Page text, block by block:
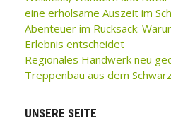
eine erholsame Auszeit im
Abenteuer im Rucksack:
Erlebnis entscheidet
Regionales Handwerk neu
Treppenbau aus dem
UNSERE SEITE